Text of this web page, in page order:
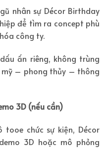
nhân sự Décor Birthday
để tìm ra concept phù
công ty.
ấn riêng, không trùng
– phong thủy – thông
3D (nếu cần)
tooe chức sự kiện, Décor
3D hoặc mô phỏng